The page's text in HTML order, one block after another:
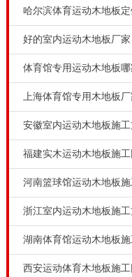
平衡含水率一般留出
均匀笔直给人一种**
当遇到墙体、柱子等
面压通风式踢脚线。
3、通风孔
为了控制体育木地板
哈尔滨体育运动木地板
好的室内运动木地板厂家
体育馆专用运动木地板
上海体育馆专用木地板
安徽室内运动木地板施工
福建实木运动木地板施工
河南篮球馆运动木地板
浙江室内运动木地板施工
湖南体育馆运动木地板
西安运动体育木地板施工